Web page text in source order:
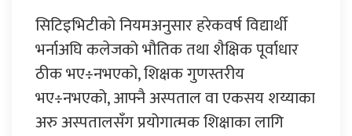
सिटिइभिटीको नियमअनुसार हरेकवर्ष विद्यार्थी
भर्नाअघि कलेजको भौतिक तथा शैक्षिक पूर्वाधार
ठीक भए÷नभएको, शिक्षक गुणस्तरीय
भए÷नभएको, आफ्नै अस्पताल वा एकसय शय्याका
अरु अस्पतालसँग प्रयोगात्मक शिक्षाका लागि